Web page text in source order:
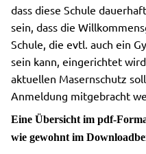
dass diese Schule
sein, dass die
Schule, die evtl. auch ein
sein kann, eingerichtet
aktuellen Masernschutz
Anmeldung mitgebracht
Eine Übersicht im pdf-
wie gewohnt im